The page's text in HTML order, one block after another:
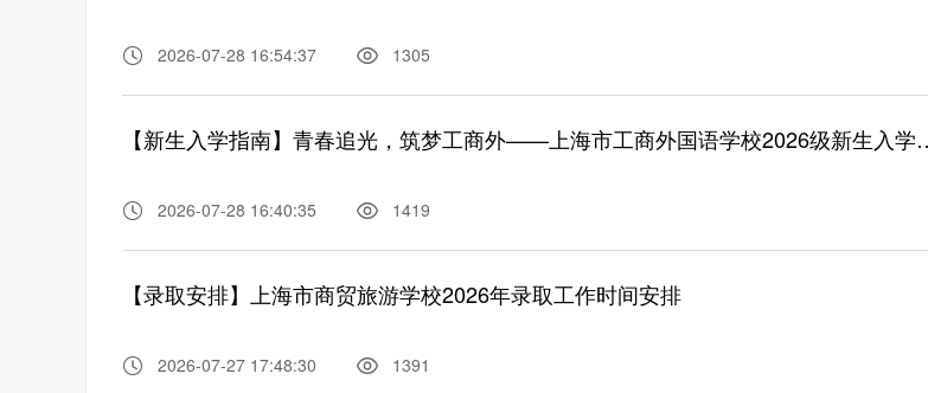
2026-07-28 16:54:37 1305
【新生入学指南】青春追光，
2026-07-28 16:40:35 1419
【录取安排】上海市商贸旅游学校2026年录取工作时间安排
2026-07-27 17:48:30 1391